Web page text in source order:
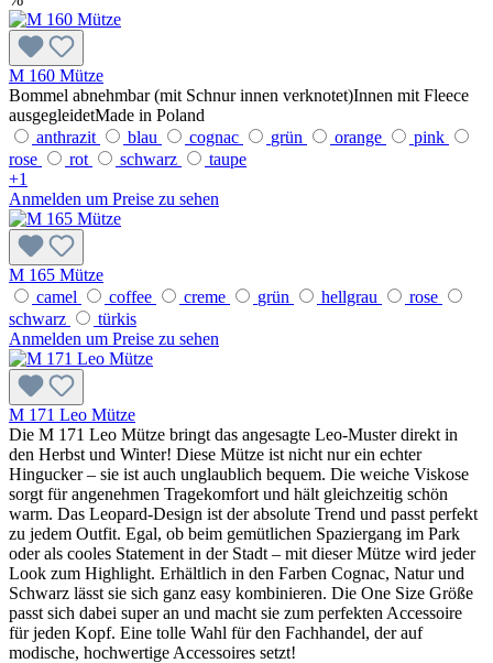
M 160 Mütze
Bommel abnehmbar (mit Schnur innen verknotet)Innen mit Fleece
ausgegleidetMade in Poland
anthrazit
blau cognac grün orange
pink
rose
rot schwarz
taupe
+1
Anmelden um Preise zu sehen
M 165 Mütze
camel
coffee creme grün hellgrau
rose
schwarz
türkis
Anmelden um Preise zu sehen
M 171 Leo Mütze
Die M 171 Leo Mütze bringt das angesagte Leo-Muster direkt in
den Herbst und Winter! Diese Mütze ist nicht nur ein echter
Hingucker – sie ist auch unglaublich bequem. Die weiche Viskose
sorgt für angenehmen Tragekomfort und hält gleichzeitig schön
warm. Das Leopard-Design ist der absolute Trend und passt perfekt
zu jedem Outfit. Egal, ob beim gemütlichen Spaziergang im Park
oder als cooles Statement in der Stadt – mit dieser Mütze wird jeder
Look zum Highlight. Erhältlich in den Farben Cognac, Natur und
Schwarz lässt sie sich ganz easy kombinieren. Die One Size Größe
passt sich dabei super an und macht sie zum perfekten Accessoire
für jeden Kopf. Eine tolle Wahl für den Fachhandel, der auf
modische, hochwertige Accessoires setzt!